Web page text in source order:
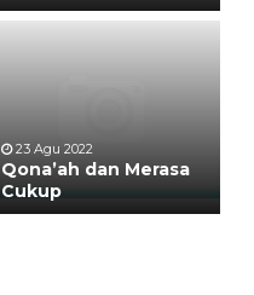
23 Agu 2022
Qona’ah dan Merasa
Cukup